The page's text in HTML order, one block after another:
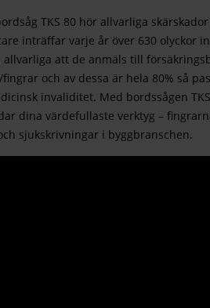
TKS 80 hör allvarliga
inträffar varje år över 630 olyckor
allvarliga att de anmäls till
och av dessa är hela 80% så
invaliditet. Med bordssågen
dina värdefullaste verktyg –
sjukskrivningar i byggbranschen.